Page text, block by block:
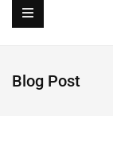
Blog Post